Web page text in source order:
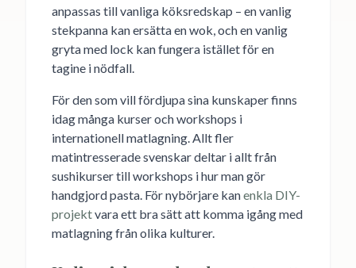
anpassas till vanliga köksredskap – en vanlig
stekpanna kan ersätta en wok, och en vanlig
gryta med lock kan fungera istället för en
tagine i nödfall.
För den som vill fördjupa sina kunskaper finns
idag många kurser och workshops i
internationell matlagning. Allt fler
matintresserade svenskar deltar i allt från
sushikurser till workshops i hur man gör
handgjord pasta. För nybörjare kanenkla DIY-
projektvara ett bra sätt att komma igång med
matlagning från olika kulturer.